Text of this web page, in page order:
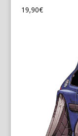
19,90€